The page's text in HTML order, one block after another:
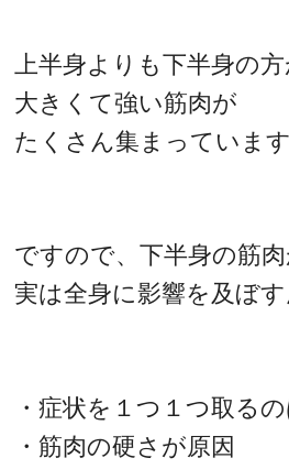
上半身よりも下半身の
大きくて強い筋肉が
たくさん集まっています
ですので、下半身の筋
実は全身に影響を及ぼす
・症状を１つ１つ取る
・筋肉の硬さが原因